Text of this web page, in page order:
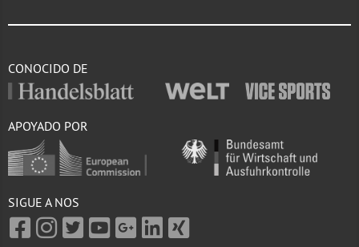
CONOCIDO DE
APOYADO POR
SIGUE A NOS